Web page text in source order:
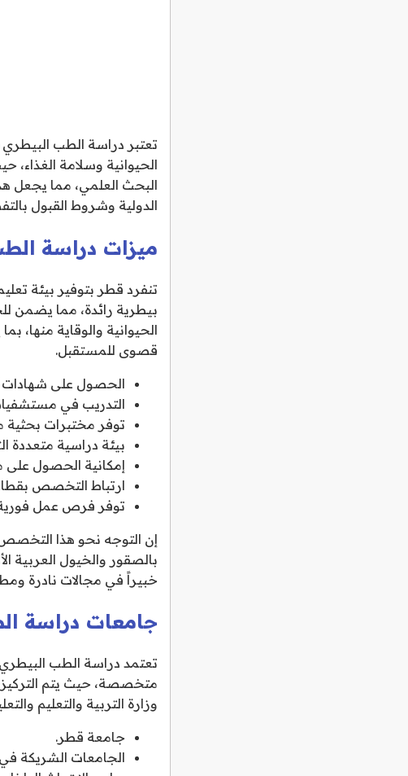
تعتبر دراسة الطب
الحيوانية وسلامة
البحث العلمي، مما يجعل
الدولية وشروط القبول
ميزات دراسة
تنفرد قطر بتوفير بيئة
بيطرية رائدة، مما يضمن
الحيوانية والوقاية منها،
قصوى للمستقبل.
الحصول على شهادات
التدريب في
توفر مختبرات
بيئة دراسية متعددة
إمكانية الحصول على
ارتباط التخصص
توفر فرص عمل فورية
إن التوجه نحو هذا
بالصقور والخيول العربية
خبيراً في مجالات نادرة
جامعات دراسة
تعتمد دراسة الطب
متخصصة، حيث يتم
وزارة التربية والتعليم
جامعة قطر.
الجامعات الشريكة